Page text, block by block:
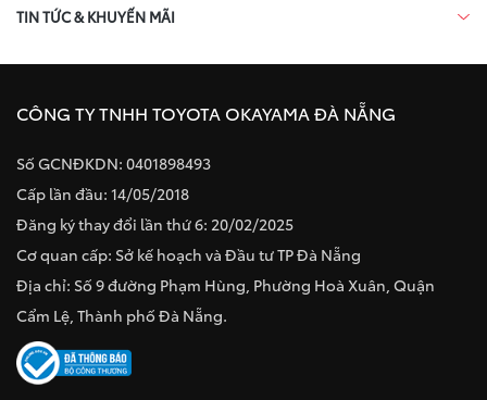
TIN TỨC & KHUYẾN MÃI
CÔNG TY TNHH TOYOTA OKAYAMA ĐÀ NẴNG
Số GCNĐKDN: 0401898493
Cấp lần đầu: 14/05/2018
Đăng ký thay đổi lần thứ 6: 20/02/2025
Cơ quan cấp: Sở kế hoạch và Đầu tư TP Đà Nẵng
Địa chỉ: Số 9 đường Phạm Hùng, Phường Hoà Xuân, Quận
Cẩm Lệ, Thành phố Đà Nẵng.